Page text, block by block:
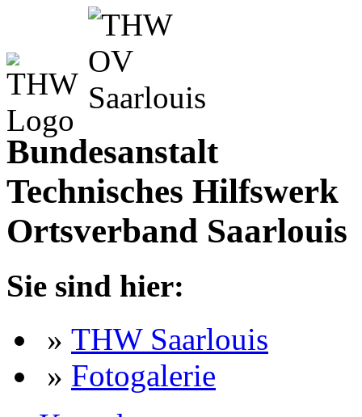
Bundesanstalt
Technisches Hilfswerk
Ortsverband Saarlouis
Sie sind hier:
» THW Saarlouis
» Fotogalerie